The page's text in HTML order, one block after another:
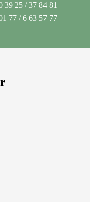
39 25 / 37 84 81
77 / 6 63 57 77